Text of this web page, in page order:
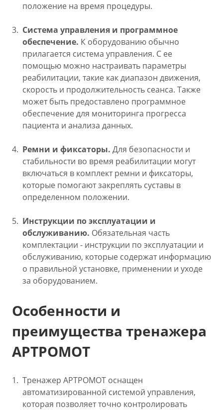
положение на время процедуры.
Система управления и программное
обеспечение. К оборудованию обычно
прилагается система управления. С ее
помощью можно настраивать параметры
реабилитации, такие как диапазон движения,
скорость и продолжительность сеанса. Также
может быть предоставлено программное
обеспечение для мониторинга прогресса
пациента и анализа данных.
Ремни и фиксаторы. Для безопасности и
стабильности во время реабилитации могут
включаться в комплект ремни и фиксаторы,
которые помогают закреплять суставы в
определенном положении.
Инструкции по эксплуатации и
обслуживанию. Обязательная часть
комплектации - инструкции по эксплуатации и
обслуживанию, которые содержат информацию
о правильной установке, применении и уходе
за оборудованием.
Особенности и
преимущества тренажера
АРТРОМОТ
Тренажер АРТРОМОТ оснащен
автоматизированной системой управления,
которая позволяет точно контролировать